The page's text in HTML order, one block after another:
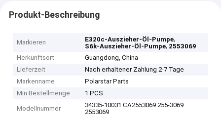
Produkt-Beschreibung
Markieren E320c-Auszieher-Öl-Pumpe,
S6k-Auszieher-Öl-Pumpe, 2553069
Herkunftsort
Guangdong, China
Lieferzeit
Nach erhaltener Zahlung 2-7 Tage
Markenname
Polarstar Parts
Min Bestellmenge
1 PCS
Modellnummer
34335-10031 CA2553069 255-3069
2553069